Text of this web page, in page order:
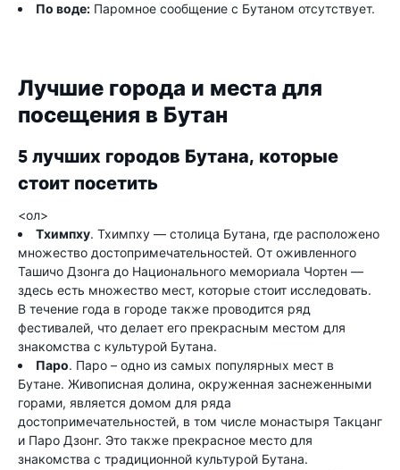
По воде: Паромное сообщение с Бутаном отсутствует.
Лучшие города и места для
посещения в Бутан
5 лучших городов Бутана, которые
стоит посетить
<ол>
Тхимпху. Тхимпху — столица Бутана, где расположено
множество достопримечательностей. От оживленного
Ташичо Дзонга до Национального мемориала Чортен —
здесь есть множество мест, которые стоит исследовать.
В течение года в городе также проводится ряд
фестивалей, что делает его прекрасным местом для
знакомства с культурой Бутана.
Паро. Паро – одно из самых популярных мест в
Бутане. Живописная долина, окруженная заснеженными
горами, является домом для ряда
достопримечательностей, в том числе монастыря Такцанг
и Паро Дзонг. Это также прекрасное место для
знакомства с традиционной культурой Бутана.